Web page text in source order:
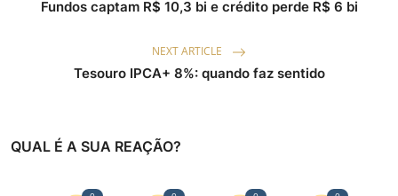
Fundos captam R$ 10,3 bi e crédito perde R$ 6 bi
NEXT ARTICLE
Tesouro IPCA+ 8%: quando faz sentido
QUAL É A SUA REAÇÃO?